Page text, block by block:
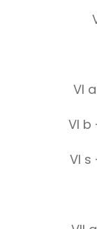
VI
VI b
VI s